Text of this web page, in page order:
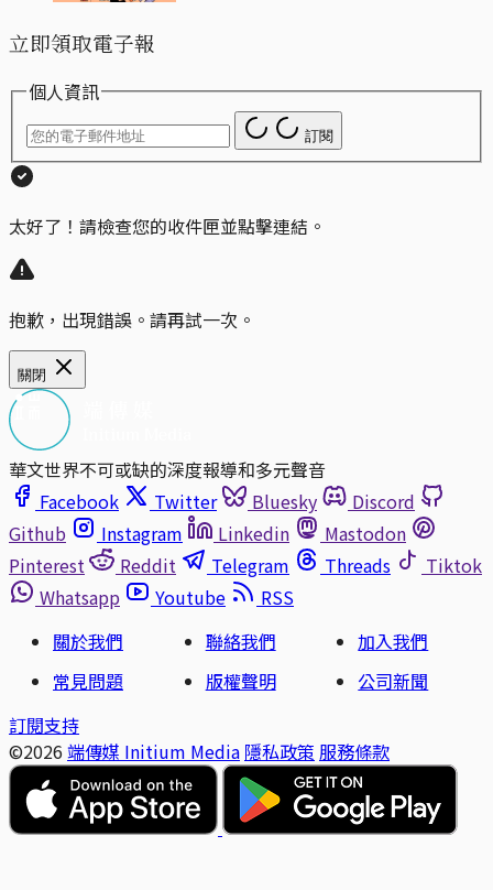
立即領取電子報
個人資訊
訂閱
太好了！請檢查您的收件匣並點擊連結。
抱歉，出現錯誤。請再試一次。
關閉
華文世界不可或缺的深度報導和多元聲音
Facebook
Twitter Bluesky
Discord
Github
Instagram Linkedin
Mastodon
Pinterest
Reddit Telegram Threads
Tiktok
Whatsapp
Youtube
RSS
關於我們
聯絡我們
加入我們
常見問題
版權聲明
公司新聞
訂閱支持
©2026 端傳媒 Initium Media 隱私政策 服務條款